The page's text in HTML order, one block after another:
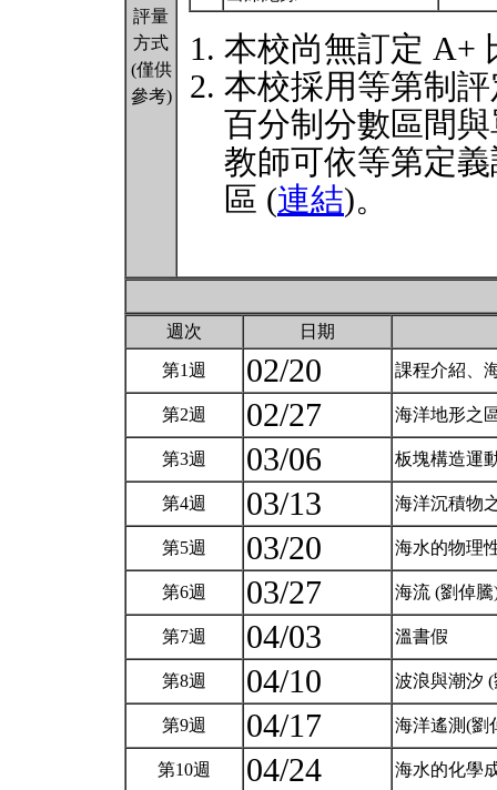
評量
方式
(僅供
參考)
本校尚無訂定 A+
本校採用等第制
百分制分數區間
教師可依等第定
區 (連結)。
週次 日期
第1週 02/20 課程介紹、
第2週 02/27 海洋地形之
第3週 03/06 板塊構造運
第4週 03/13 海洋沉積物
第5週 03/20 海水的物理
第6週 03/27 海流 (劉倬
第7週 04/03 溫書假
第8週 04/10 波浪與潮汐
第9週 04/17 海洋遙測(劉
第10週 04/24 海水的化學